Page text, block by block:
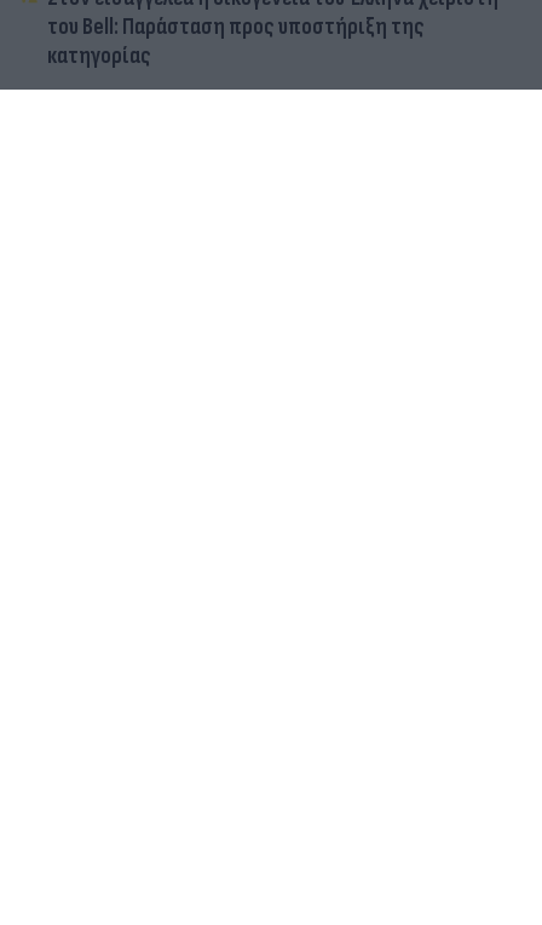
του Bell: Παράσταση προς υποστήριξη της
κατηγορίας